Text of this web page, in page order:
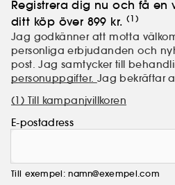
Registrera dig nu och få en
ditt köp över 899 kr. (1)
Jag godkänner att motta
personliga erbjudanden och
post. Jag samtycker till
personuppgifter. Jag bekräftar
(1) Till kampanjvillkoren
E-postadress
Till exempel: namn@exempel.com